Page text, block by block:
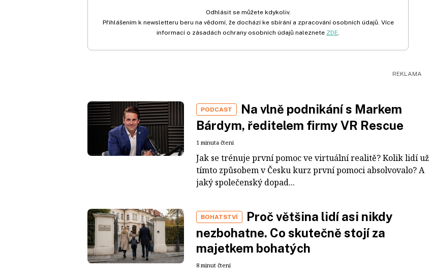
Odhlásit se můžete kdykoliv.
Přihlášením k newsletteru beru na vědomí, že dochází ke sbírání a zpracování osobních údajů. Více
informací o zásadách ochrany osobních údajů naleznete ZDE
PODCAST
Na vlně podnikání s Markem
Bárdym, ředitelem firmy VR Rescue
1 minuta čtení
Jak se trénuje první pomoc ve virtuální realitě? Kolik lidí už
tímto způsobem v Česku kurz první pomoci absolvovalo? A
jaký společenský dopad...
BOHATSTVÍ
Proč většina lidí asi nikdy
nezbohatne. Co skutečně stojí za
majetkem bohatých
8 minut čtení